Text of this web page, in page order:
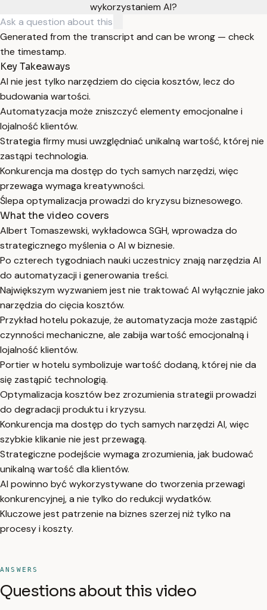
wykorzystaniem AI?
Generated from the transcript and can be wrong — check
the timestamp.
Key Takeaways
AI nie jest tylko narzędziem do cięcia kosztów, lecz do
budowania wartości.
Automatyzacja może zniszczyć elementy emocjonalne i
lojalność klientów.
Strategia firmy musi uwzględniać unikalną wartość, której nie
zastąpi technologia.
Konkurencja ma dostęp do tych samych narzędzi, więc
przewaga wymaga kreatywności.
Ślepa optymalizacja prowadzi do kryzysu biznesowego.
What the video covers
Albert Tomaszewski, wykładowca SGH, wprowadza do
strategicznego myślenia o AI w biznesie.
Po czterech tygodniach nauki uczestnicy znają narzędzia AI
do automatyzacji i generowania treści.
Największym wyzwaniem jest nie traktować AI wyłącznie jako
narzędzia do cięcia kosztów.
Przykład hotelu pokazuje, że automatyzacja może zastąpić
czynności mechaniczne, ale zabija wartość emocjonalną i
lojalność klientów.
Portier w hotelu symbolizuje wartość dodaną, której nie da
się zastąpić technologią.
Optymalizacja kosztów bez zrozumienia strategii prowadzi
do degradacji produktu i kryzysu.
Konkurencja ma dostęp do tych samych narzędzi AI, więc
szybkie klikanie nie jest przewagą.
Strategiczne podejście wymaga zrozumienia, jak budować
unikalną wartość dla klientów.
AI powinno być wykorzystywane do tworzenia przewagi
konkurencyjnej, a nie tylko do redukcji wydatków.
Kluczowe jest patrzenie na biznes szerzej niż tylko na
procesy i koszty.
ANSWERS
Questions about this video